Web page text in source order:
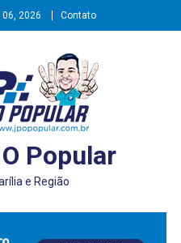
2026 Contato
Popular
e Região